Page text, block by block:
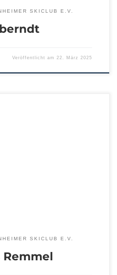
SKICLUB E.V.
Veröffentlicht am 22. März 2025
SKICLUB E.V.
Remmel